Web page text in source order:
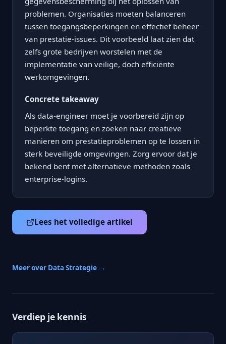
problemen. Organisaties moeten balanceren
tussen toegangsbeperkingen en effectief beheer
van prestatie-issues. Dit voorbeeld laat zien dat
zelfs grote bedrijven worstelen met de
implementatie van veilige, doch efficiënte
werkomgevingen.
Concrete takeaway
Als data-engineer moet je voorbereid zijn op
beperkte toegang en zoeken naar creatieve
manieren om prestatieproblemen op te lossen in
sterk beveiligde omgevingen. Zorg ervoor dat je
bekend bent met alternatieve methoden zoals
enterprise-logins.
Lees het volledige artikel
Meer over Data Strategie →
Verdiep je kennis